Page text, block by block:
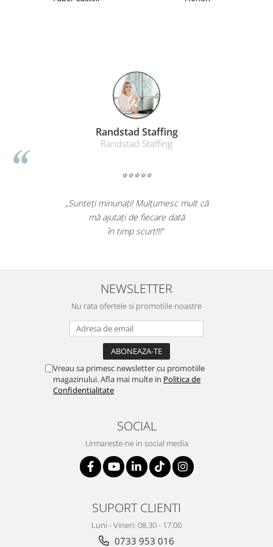
Table magnetice (whiteboard-uri)
Incarcatoare wireless
Incarcatoare cu fir si auto
Accesorii localizare (FindMy)
Cartuse, tonere, consumabile PC
Periferice PC si accesorii
Tehnica si mobilier pentru birou
Ghilotine și Trimmere
Distrugatoare documente
Cosuri de gunoi pentru birou
Scaune, birouri si produse
Randstad Staffing
Randstad Staffing
⭐⭐⭐⭐⭐
„Sunteți minunați! Mulțumesc mult că
mă ajutați de fiecare dată
în timp scurt!!!”
NEWSLETTER
Nu rata ofertele si promotiile noastre
Vreau sa primesc newsletter cu promotiile
magazinului. Afla mai multe in Politica de
Confidentialitate
SOCIAL
Urmareste-ne in social media
SUPORT CLIENTI
Luni - Vineri: 08.30 - 17:00
0733 953 016